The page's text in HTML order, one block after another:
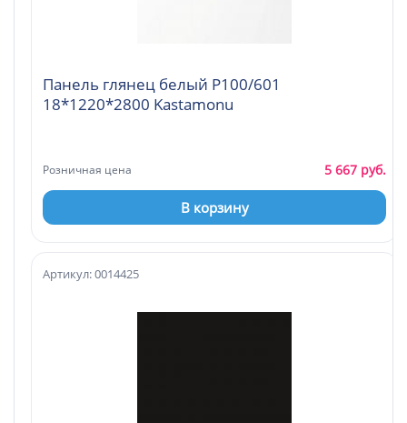
Панель глянец белый Р100/601
18*1220*2800 Kastamonu
Розничная цена 5 667 руб.
В корзину
Артикул: 0014425